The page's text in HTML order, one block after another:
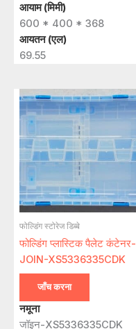
आयाम (मिमी)
600 * 400 * 368
आयतन (एल)
69.55
फोल्डिंग स्टोरेज डिब्बे
फोल्डिंग प्लास्टिक पैलेट कंटेनर-
JOIN-XS5336335CDK
जाँच करना
नमूना
जॉइन-XS5336335CDK